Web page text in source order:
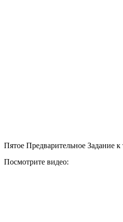
Пятое Предварительное
Посмотрите видео: